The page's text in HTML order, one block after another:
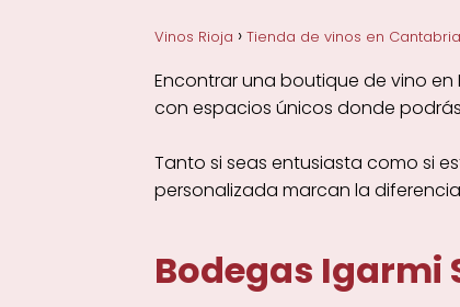
Vinos Rioja Tienda de vinos en Cantabria
Encontrar una boutique de vino
con espacios únicos donde
Tanto si seas entusiasta como si
personalizada marcan la
Bodegas Igarmi